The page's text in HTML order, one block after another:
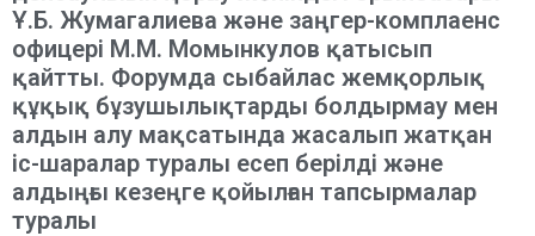
Ұ.Б. Жумагалиева және заңгер-комплаенс
офицері М.М. Момынкулов қатысып
қайтты. Форумда сыбайлас жемқорлық
құқық бұзушылықтарды болдырмау мен
алдын алу мақсатында жасалып жатқан
іс-шаралар туралы есеп берілді және
алдыңғы кезеңге қойылған тапсырмалар
туралы